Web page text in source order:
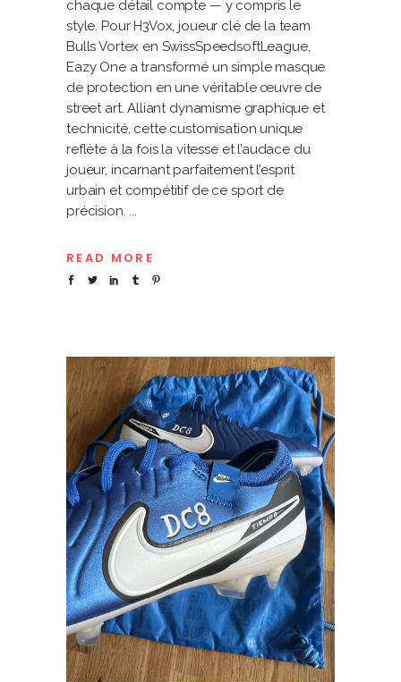
chaque détail compte — y compris le
style. Pour H3Vox, joueur clé de la team
Bulls Vortex en SwissSpeedsoftLeague,
Eazy One a transformé un simple masque
de protection en une véritable œuvre de
street art. Alliant dynamisme graphique et
technicité, cette customisation unique
reflète à la fois la vitesse et l’audace du
joueur, incarnant parfaitement l’esprit
urbain et compétitif de ce sport de
précision.
READ MORE